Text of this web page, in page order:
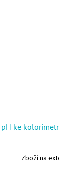
ke
Zboží na